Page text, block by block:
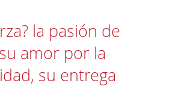
la pasión de
amor por la
su entrega